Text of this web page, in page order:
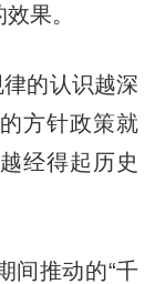
果。
的认识越深
方针政策就
经得起历史
推动的“千